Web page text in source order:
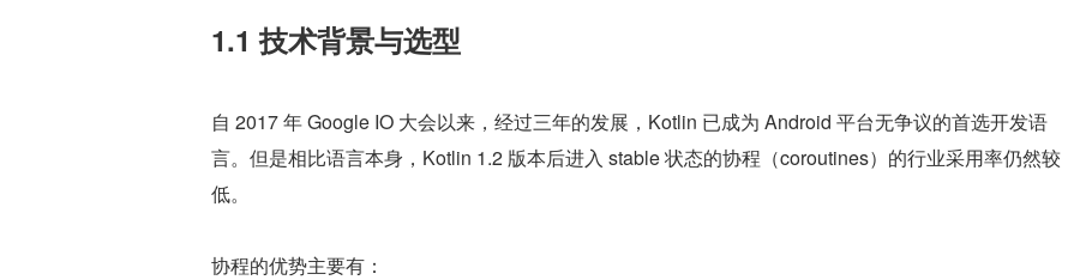
1.1 技术背景与选型
自 2017 年 Google IO 大会以来，经过三年的发展，Kotlin 已成为 Android 平台无争议的首选开发语
言。但是相比语言本身，Kotlin 1.2 版本后进入 stable 状态的协程（coroutines）的行业采用率仍然较
低。
协程的优势主要有：